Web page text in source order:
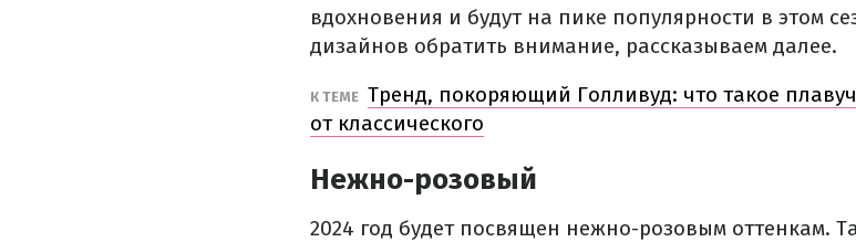
вдохновения и будут на пике популярности в этом
дизайнов обратить внимание, рассказываем далее.
К ТЕМЕ Тренд, покоряющий Голливуд: что такое
от классического
Нежно-розовый
2024 год будет посвящен нежно-розовым оттенкам.